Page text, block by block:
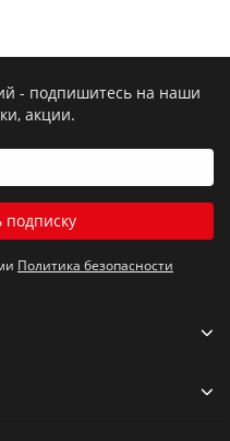
- подпишитесь на наши
акции.
Политика безопасности